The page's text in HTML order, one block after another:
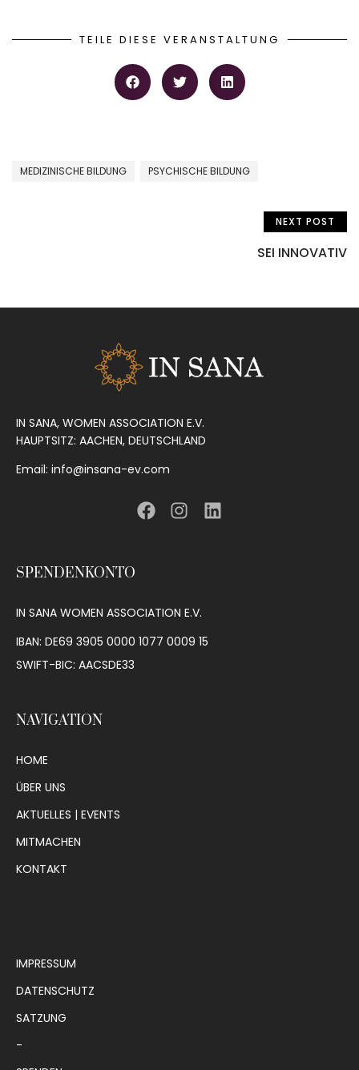
TEILE DIESE VERANSTALTUNG
MEDIZINISCHE BILDUNG PSYCHISCHE BILDUNG
NEXT POST
SEI INNOVATIV
IN SANA, WOMEN ASSOCIATION E.V.
HAUPTSITZ: AACHEN, DEUTSCHLAND
Email: info@insana-ev.com
SPENDENKONTO
IN SANA WOMEN ASSOCIATION E.V.
IBAN: DE69 3905 0000 1077 0009 15
SWIFT-BIC: AACSDE33
NAVIGATION
HOME
ÜBER UNS
AKTUELLES | EVENTS
MITMACHEN
KONTAKT
IMPRESSUM
DATENSCHUTZ
SATZUNG
-